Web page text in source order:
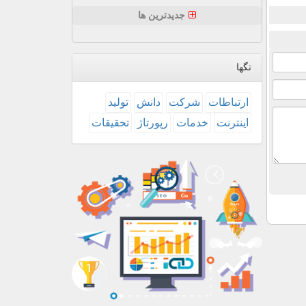
جدیدترین ها
تگها
ارتباطات شركت دانش
تولید
اینترنت
خدمات رپورتاژ تحقیقات